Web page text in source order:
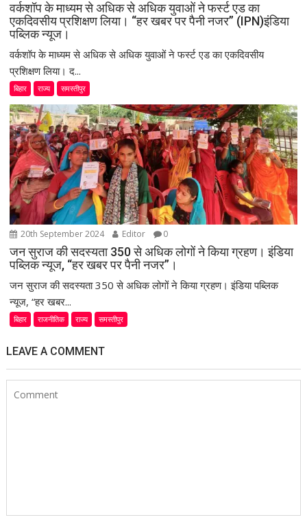
वर्कशॉप के माध्यम से अधिक से अधिक युवाओं ने फर्स्ट एड का
एकदिवसीय प्रशिक्षण लिया। “हर खबर पर पैनी नजर” (IPN)इंडिया
पब्लिक न्यूज।
वर्कशॉप के माध्यम से अधिक से अधिक युवाओं ने फर्स्ट एड का एकदिवसीय
प्रशिक्षण लिया। द...
बिहार राज्य समस्तीपुर
20th September 2024 Editor 0
जन सुराज की सदस्यता 350 से अधिक लोगों ने किया ग्रहण। इंडिया
पब्लिक न्यूज, “हर खबर पर पैनी नजर”।
जन सुराज की सदस्यता 350 से अधिक लोगों ने किया ग्रहण। इंडिया पब्लिक
न्यूज, “हर खबर...
बिहार राजनीतिक राज्य समस्तीपुर
LEAVE A COMMENT